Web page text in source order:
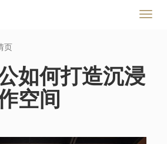
切
页
如何打造沉浸
空间